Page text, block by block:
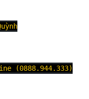
(0888.944.333)